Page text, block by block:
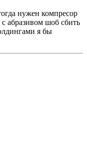
нужен компресор
абразивом шоб сбить
я бы